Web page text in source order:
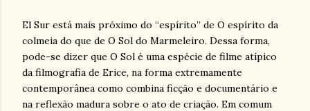
El Sur está mais próximo do “espírito” de O espírito da
colmeia do que de O Sol do Marmeleiro. Dessa forma,
pode-se dizer que O Sol é uma espécie de filme atípico
da filmografia de Erice, na forma extremamente
contemporânea como combina ficção e documentário e
na reflexão madura sobre o ato de criação. Em comum